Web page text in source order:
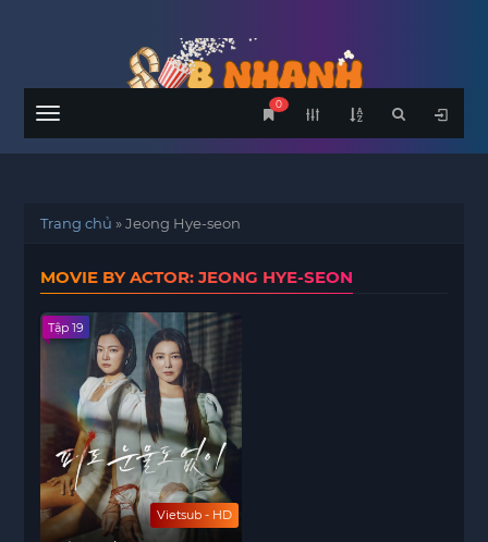
Menu
0
Trang chủ »Jeong Hye-seon
MOVIE BY ACTOR: JEONG HYE-SEON
Vietsub - HD
Tập 19